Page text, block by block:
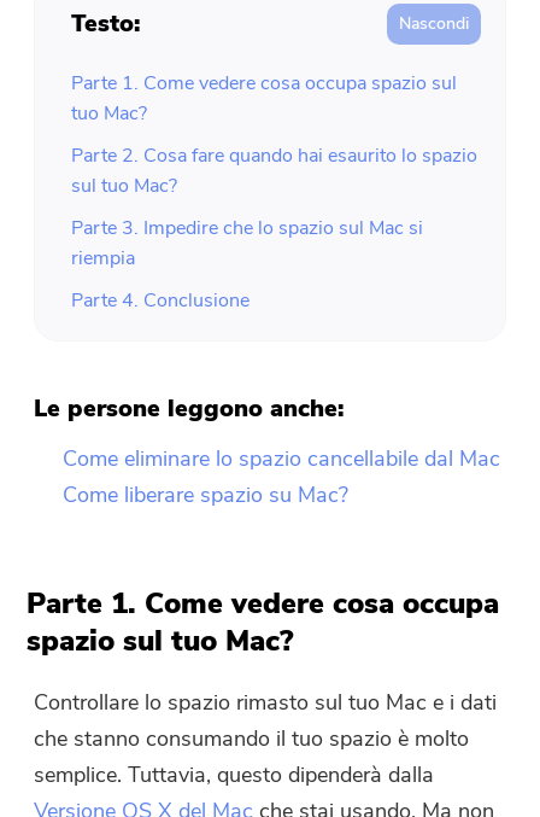
Testo:
Parte 1. Come vedere cosa occupa spazio sul
tuo Mac?
Parte 2. Cosa fare quando hai esaurito lo spazio
sul tuo Mac?
Parte 3. Impedire che lo spazio sul Mac si
riempia
Parte 4. Conclusione
Le persone leggono anche:
Come eliminare lo spazio cancellabile dal Mac
Come liberare spazio su Mac?
Parte 1. Come vedere cosa occupa
spazio sul tuo Mac?
Controllare lo spazio rimasto sul tuo Mac e i dati
che stanno consumando il tuo spazio è molto
semplice. Tuttavia, questo dipenderà dalla
Versione OS X del Mac che stai usando. Ma non